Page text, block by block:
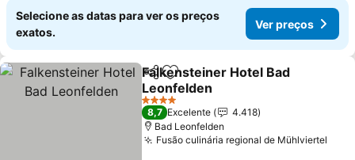
Selecione as datas para ver os preços
exatos.
Ver preços
PartilharAdicionar aos favoritos
Falkensteiner Hotel Bad
Leonfelden
Ver preços
4 Estrelas
8,7 Excelente
4.418
Bad Leonfelden
Fusão culinária regional de Mühlviertel